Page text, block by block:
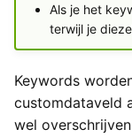
Als je het
terwijl je
Keywords
customdataveld
wel